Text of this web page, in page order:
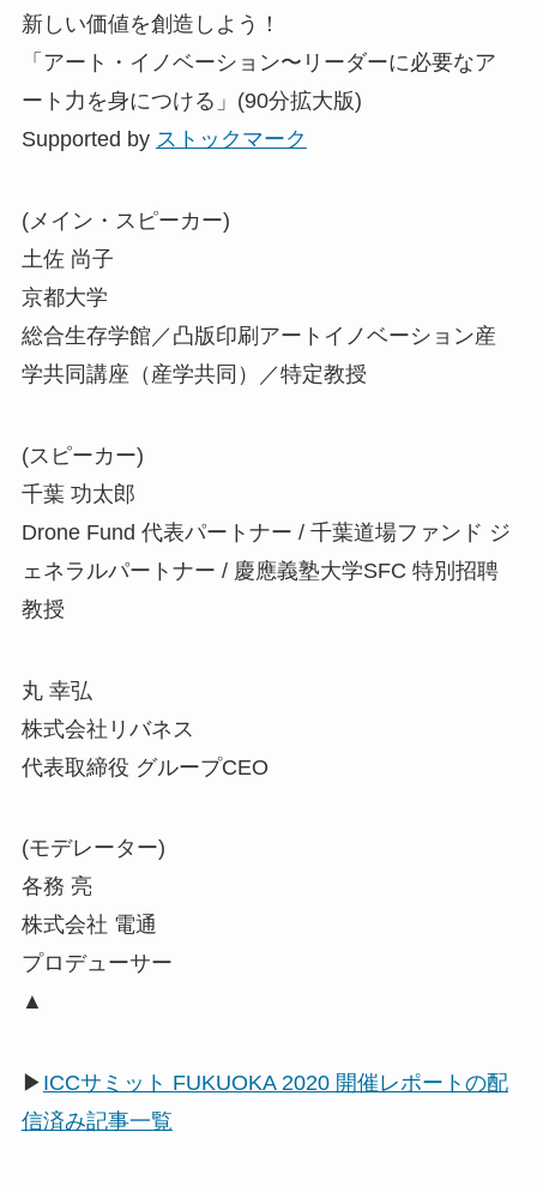
新しい価値を創造しよう！
「アート・イノベーション〜リーダーに必要なア
ート力を身につける」(90分拡大版)
Supported by ストックマーク
(メイン・スピーカー)
土佐 尚子
京都大学
総合生存学館／凸版印刷アートイノベーション産
学共同講座（産学共同）／特定教授
(スピーカー)
千葉 功太郎
Drone Fund 代表パートナー / 千葉道場ファンド ジ
ェネラルパートナー / 慶應義塾大学SFC 特別招聘
教授
丸 幸弘
株式会社リバネス
代表取締役 グループCEO
(モデレーター)
各務 亮
株式会社 電通
プロデューサー
▲
▶ ICCサミット FUKUOKA 2020 開催レポートの配
信済み記事一覧